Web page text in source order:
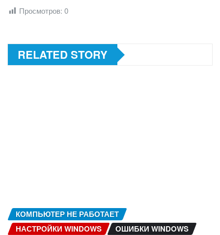
Просмотров: 0
RELATED STORY
КОМПЬЮТЕР НЕ РАБОТАЕТ
НАСТРОЙКИ WINDOWS
ОШИБКИ WINDOWS